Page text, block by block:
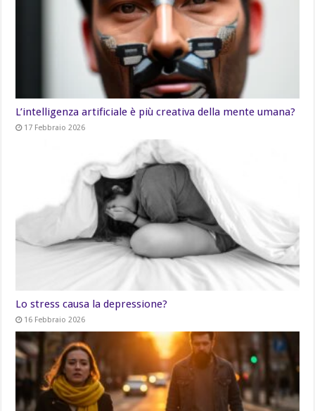
L’intelligenza artificiale è più creativa della mente umana?
17 Febbraio 2026
Lo stress causa la depressione?
16 Febbraio 2026